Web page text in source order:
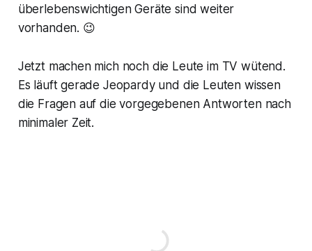
überlebenswichtigen Geräte sind weiter
vorhanden. 😉
Jetzt machen mich noch die Leute im TV wütend.
Es läuft gerade Jeopardy und die Leuten wissen
die Fragen auf die vorgegebenen Antworten nach
minimaler Zeit.